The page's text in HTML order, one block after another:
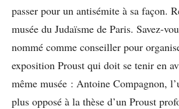
passer pour un antisémite à sa façon.
musée du Judaïsme de Paris. Savez-
nommé comme conseiller pour
exposition Proust qui doit se tenir en
même musée : Antoine Compagnon,
plus opposé à la thèse d’un Proust